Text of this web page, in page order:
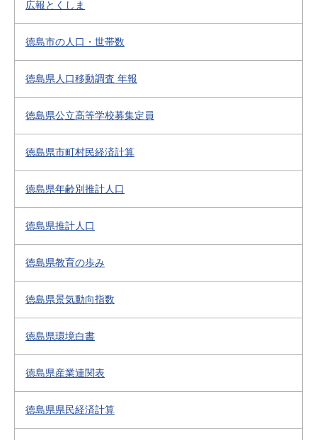
広報とくしま
徳島市の人口・世帯数
徳島県人口移動調査 年報
徳島県公立高等学校募集定員
徳島県市町村民経済計算
徳島県年齢別推計人口
徳島県推計人口
徳島県教育の歩み
徳島県景気動向指数
徳島県環境白書
徳島県産業連関表
徳島県県民経済計算